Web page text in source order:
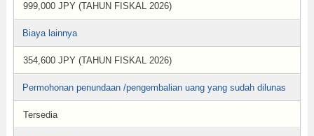
999,000 JPY (TAHUN FISKAL 2026)
Biaya lainnya
354,600 JPY (TAHUN FISKAL 2026)
Permohonan penundaan /pengembalian uang yang sudah dilunas
Tersedia